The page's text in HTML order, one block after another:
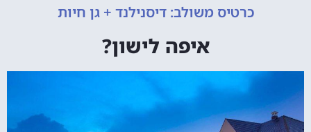
כרטיס משולב: דיסנילנד + גן חיות
איפה לישון?